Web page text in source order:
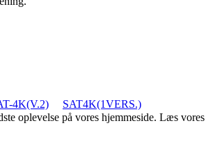
4K(V.2)
SAT4K(1VERS.)
oplevelse på vores hjemmeside. Læs vores